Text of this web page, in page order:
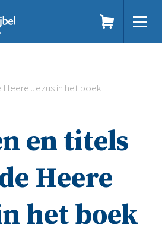
Heere Jezus in het boek
en titels
Heere
het boek
Doe mee
Magazine
Agenda
Kinderwerk
Jongerenwerk
Het Studiehuis (cursus)